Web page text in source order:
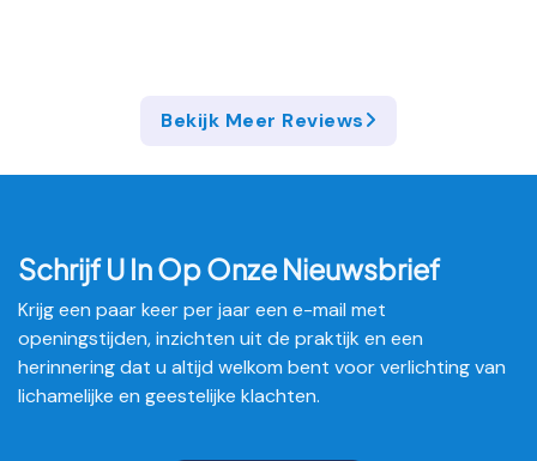
Bekijk Meer Reviews
Schrijf U In Op Onze Nieuwsbrief
Krijg een paar keer per jaar een e-mail met
openingstijden, inzichten uit de praktijk en een
herinnering dat u altijd welkom bent voor verlichting van
lichamelijke en geestelijke klachten.